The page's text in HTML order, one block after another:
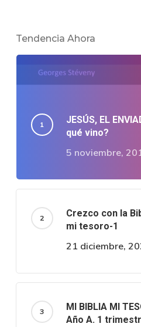
Tendencia Ahora
JESÚS, EL
qué vino?
5 noviembre,
Crezco con la
mi tesoro-1
21 diciembre,
MI BIBLIA MI
Año A. 1